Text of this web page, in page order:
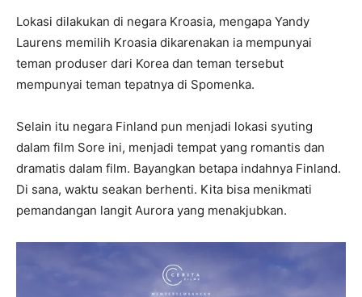
Lokasi dilakukan di negara Kroasia, mengapa Yandy
Laurens memilih Kroasia dikarenakan ia mempunyai
teman produser dari Korea dan teman tersebut
mempunyai teman tepatnya di Spomenka.
Selain itu negara Finland pun menjadi lokasi syuting
dalam film Sore ini, menjadi tempat yang romantis dan
dramatis dalam film. Bayangkan betapa indahnya Finland.
Di sana, waktu seakan berhenti. Kita bisa menikmati
pemandangan langit Aurora yang menakjubkan.